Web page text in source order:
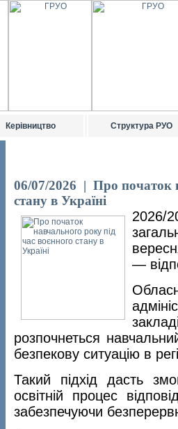
Керівництво Структура РУО
06/07/2026 | Про початок
стану в Україні
2026/
—
розпочнеться
безпекову ситуацію в
Такий підхід дасть
освітній процес
забезпечуючи